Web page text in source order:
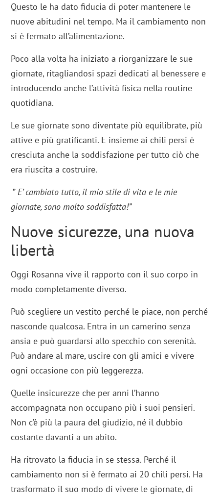
Questo le ha dato fiducia di poter mantenere le
nuove abitudini nel tempo. Ma il cambiamento non
si è fermato all’alimentazione.
Poco alla volta ha iniziato a riorganizzare le sue
giornate, ritagliandosi spazi dedicati al benessere e
introducendo anche l’attività fisica nella routine
quotidiana.
Le sue giornate sono diventate più equilibrate, più
attive e più gratificanti. E insieme ai chili persi è
cresciuta anche la soddisfazione per tutto ciò che
era riuscita a costruire.
”E’ cambiato tutto, il mio stile di vita e le mie
giornate, sono molto soddisfatta!”
Nuove sicurezze, una nuova
libertà
Oggi Rosanna vive il rapporto con il suo corpo in
modo completamente diverso.
Può scegliere un vestito perché le piace, non perché
nasconde qualcosa. Entra in un camerino senza
ansia e può guardarsi allo specchio con serenità.
Può andare al mare, uscire con gli amici e vivere
ogni occasione con più leggerezza.
Quelle insicurezze che per anni l’hanno
accompagnata non occupano più i suoi pensieri.
Non c’è più la paura del giudizio, né il dubbio
costante davanti a un abito.
Ha ritrovato la fiducia in se stessa. Perché il
cambiamento non si è fermato ai 20 chili persi. Ha
trasformato il suo modo di vivere le giornate, di